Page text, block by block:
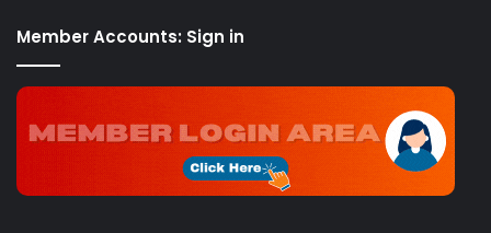
Member Accounts: Sign in